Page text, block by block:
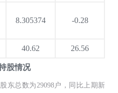
8.305374 -0.28
40.62 26.56
股情况
东总数为29098户，同比上期新